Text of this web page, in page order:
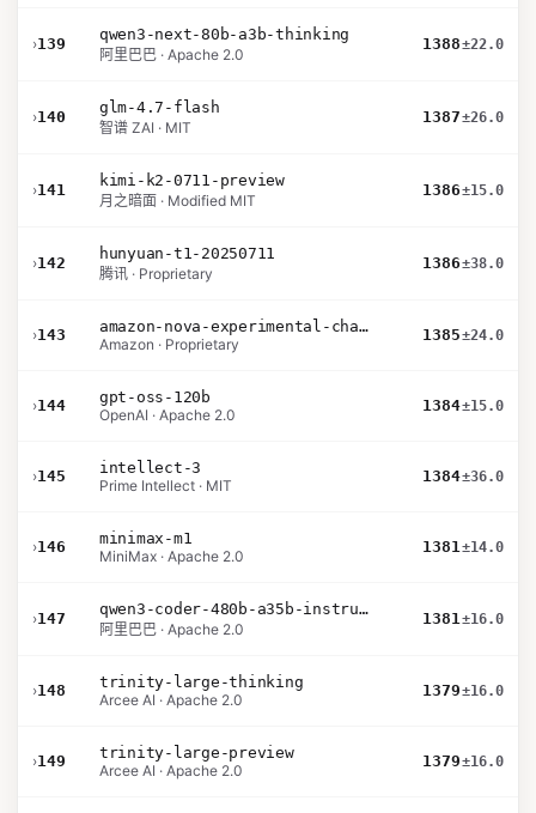
›139
qwen3-next-80b-a3b-thinking
阿里巴巴 · Apache 2.0
1388±22.0
›140
glm-4.7-flash
智谱 ZAI · MIT
1387±26.0
›141
kimi-k2-0711-preview
月之暗面 · Modified MIT
1386±15.0
›142
hunyuan-t1-20250711
腾讯 · Proprietary
1386±38.0
›143
amazon-nova-experimental-chat-10-20
Amazon · Proprietary
1385±24.0
›144
gpt-oss-120b
OpenAI · Apache 2.0
1384±15.0
›145
intellect-3
Prime Intellect · MIT
1384±36.0
›146
minimax-m1
MiniMax · Apache 2.0
1381±14.0
›147
qwen3-coder-480b-a35b-instruct
阿里巴巴 · Apache 2.0
1381±16.0
›148
trinity-large-thinking
Arcee AI · Apache 2.0
1379±16.0
›149
trinity-large-preview
Arcee AI · Apache 2.0
1379±16.0